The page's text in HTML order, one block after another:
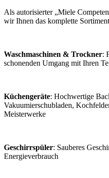
Als autorisierter „Miele
wir Ihnen das komplette
Waschmaschinen & Trockner:
schonenden Umgang mit Ihren
Küchengeräte: Hochwertige
Vakuumierschubladen,
Meisterwerke
Geschirrspüler: Sauberes
Energieverbrauch